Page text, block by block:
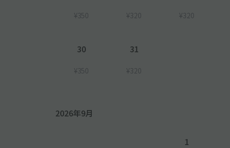
¥350 ¥320 ¥320
30
¥350
31
¥320
2026年9月
1